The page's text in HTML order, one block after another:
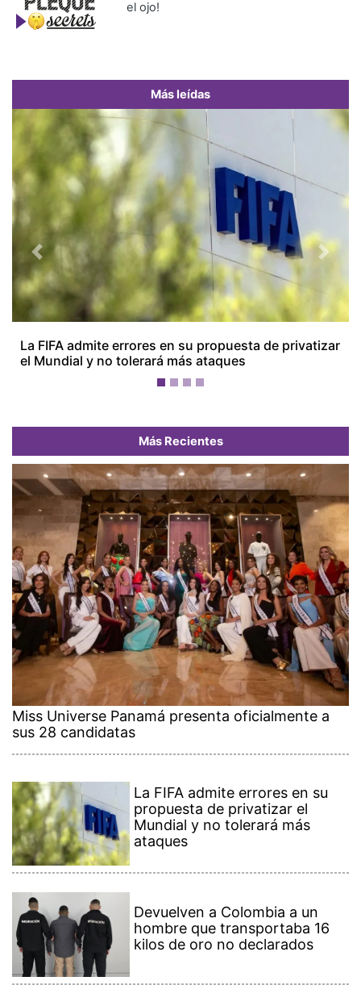
el ojo!
Más leídas
La FIFA admite errores en su propuesta de privatizar
el Mundial y no tolerará más ataques
Previous Next
Más Recientes
Miss Universe Panamá presenta oficialmente a
sus 28 candidatas
La FIFA admite errores en su
propuesta de privatizar el
Mundial y no tolerará más
ataques
Devuelven a Colombia a un
hombre que transportaba 16
kilos de oro no declarados